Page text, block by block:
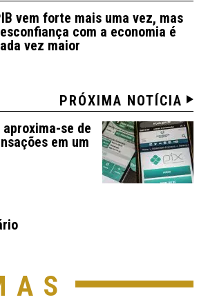
vem forte mais uma vez, mas
com a economia é
vez maior
PRÓXIMA NOTÍCIA
se de
em um